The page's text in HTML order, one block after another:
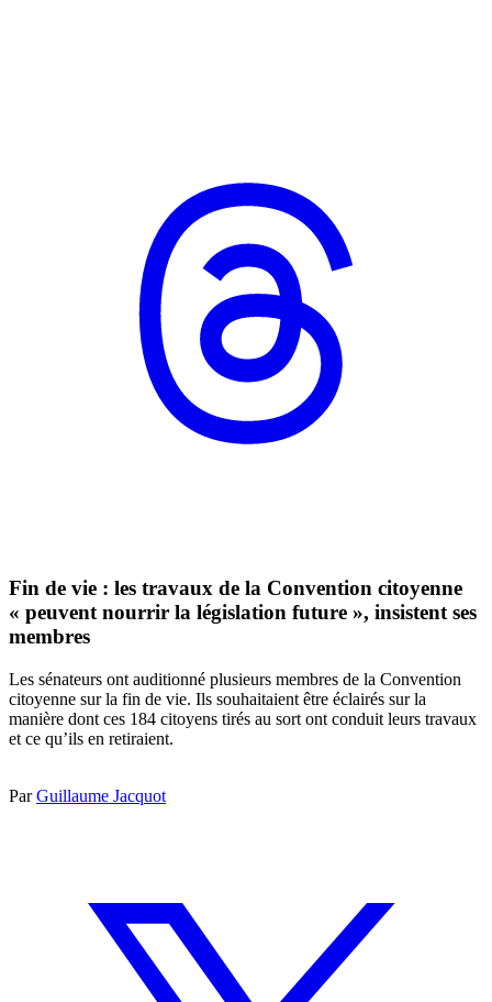
Fin de vie : les travaux de la Convention citoyenne
« peuvent nourrir la législation future », insistent ses
membres
Les sénateurs ont auditionné plusieurs membres de la Convention
citoyenne sur la fin de vie. Ils souhaitaient être éclairés sur la
manière dont ces 184 citoyens tirés au sort ont conduit leurs travaux
et ce qu’ils en retiraient.
ParGuillaume Jacquot